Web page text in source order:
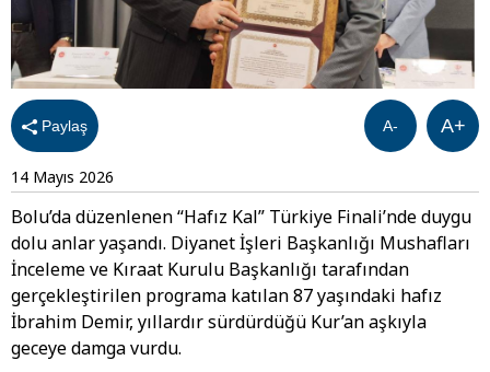
Paylaş A+
A-
14 Mayıs 2026
Bolu’da düzenlenen “Hafız Kal” Türkiye Finali’nde duygu
dolu anlar yaşandı. Diyanet İşleri Başkanlığı Mushafları
İnceleme ve Kıraat Kurulu Başkanlığı tarafından
gerçekleştirilen programa katılan 87 yaşındaki hafız
İbrahim Demir, yıllardır sürdürdüğü Kur’an aşkıyla
geceye damga vurdu.